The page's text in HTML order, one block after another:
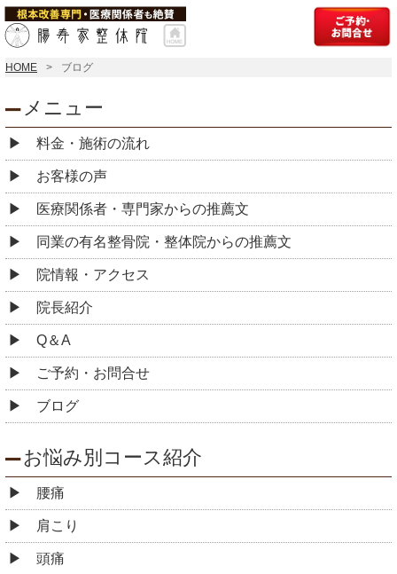
HOME ブログ
メニュー
料金・施術の流れ
お客様の声
医療関係者・専門家からの推薦文
同業の有名整骨院・整体院からの推薦文
院情報・アクセス
院長紹介
Q＆A
ご予約・お問合せ
ブログ
お悩み別コース紹介
腰痛
肩こり
頭痛